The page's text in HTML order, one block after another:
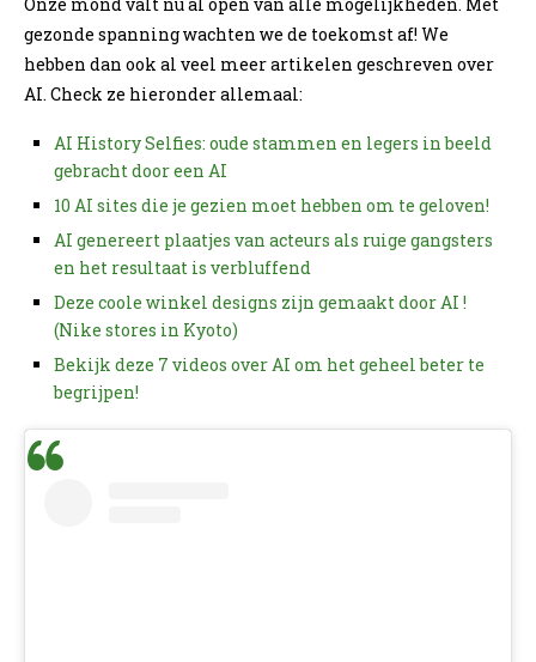
gezonde spanning wachten we de toekomst af! We
hebben dan ook al veel meer artikelen geschreven over
AI. Check ze hieronder allemaal:
AI History Selfies: oude stammen en legers in beeld
gebracht door een AI
10 AI sites die je gezien moet hebben om te geloven!
AI genereert plaatjes van acteurs als ruige gangsters
en het resultaat is verbluffend
Deze coole winkel designs zijn gemaakt door AI !
(Nike stores in Kyoto)
Bekijk deze 7 videos over AI om het geheel beter te
begrijpen!